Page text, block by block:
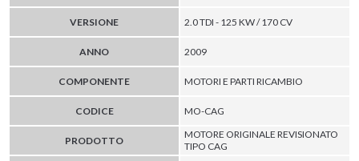
VERSIONE 2.0 TDI - 125 KW / 170 CV
ANNO 2009
COMPONENTE MOTORI E PARTI RICAMBIO
CODICE MO-CAG
PRODOTTO
MOTORE ORIGINALE REVISIONATO
TIPO CAG